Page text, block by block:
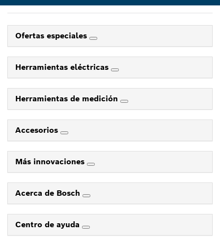
Ofertas especiales
Herramientas eléctricas
Herramientas de medición
Accesorios
Más innovaciones
Acerca de Bosch
Centro de ayuda